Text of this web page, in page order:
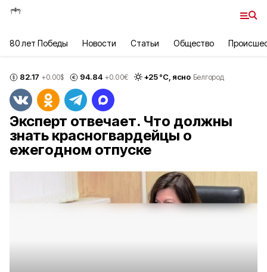
80 лет Победы Новости Статьи Общество
82.17 +0.00$ 94.84 +0.00€ +25°С, ясно Белгород
Эксперт отвечает. Что должны
знать красногвардейцы о
ежегодном отпуске